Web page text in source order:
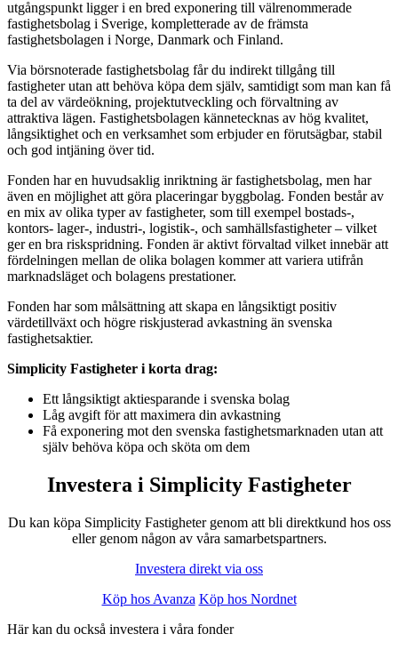
utgångspunkt ligger i en bred exponering till välrenommerade
fastighetsbolag i Sverige, kompletterade av de främsta
fastighetsbolagen i Norge, Danmark och Finland.
Via börsnoterade fastighetsbolag får du indirekt tillgång till
fastigheter utan att behöva köpa dem själv, samtidigt som man kan få
ta del av värdeökning, projektutveckling och förvaltning av
attraktiva lägen. Fastighetsbolagen kännetecknas av hög kvalitet,
långsiktighet och en verksamhet som erbjuder en förutsägbar, stabil
och god intjäning över tid.
Fonden har en huvudsaklig inriktning är fastighetsbolag, men har
även en möjlighet att göra placeringar byggbolag. Fonden består av
en mix av olika typer av fastigheter, som till exempel bostads-,
kontors- lager-, industri-, logistik-, och samhällsfastigheter – vilket
ger en bra riskspridning. Fonden är aktivt förvaltad vilket innebär att
fördelningen mellan de olika bolagen kommer att variera utifrån
marknadsläget och bolagens prestationer.
Fonden har som målsättning att skapa en långsiktigt positiv
värdetillväxt och högre riskjusterad avkastning än svenska
fastighetsaktier.
Simplicity Fastigheter i korta drag:
Ett långsiktigt aktiesparande i svenska bolag
Låg avgift för att maximera din avkastning
Få exponering mot den svenska fastighetsmarknaden utan att
själv behöva köpa och sköta om dem
Investera i Simplicity Fastigheter
Du kan köpa Simplicity Fastigheter genom att bli direktkund hos oss
eller genom någon av våra samarbetspartners.
Investera direkt via oss
Köp hos Avanza Köp hos Nordnet
Här kan du också investera i våra fonder